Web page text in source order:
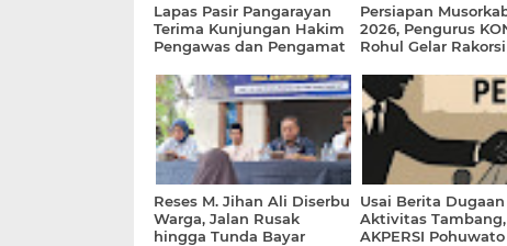
Lapas Pasir Pangarayan
Terima Kunjungan Hakim
Pengawas dan Pengamat
Persiapan
2026, Pengurus
Rohul Gelar
Penjaringan
Reses M. Jihan Ali Diserbu
Warga, Jalan Rusak
hingga Tunda Bayar
Usai Berita Dugaan
Aktivitas
AKPERSI Pohuwato